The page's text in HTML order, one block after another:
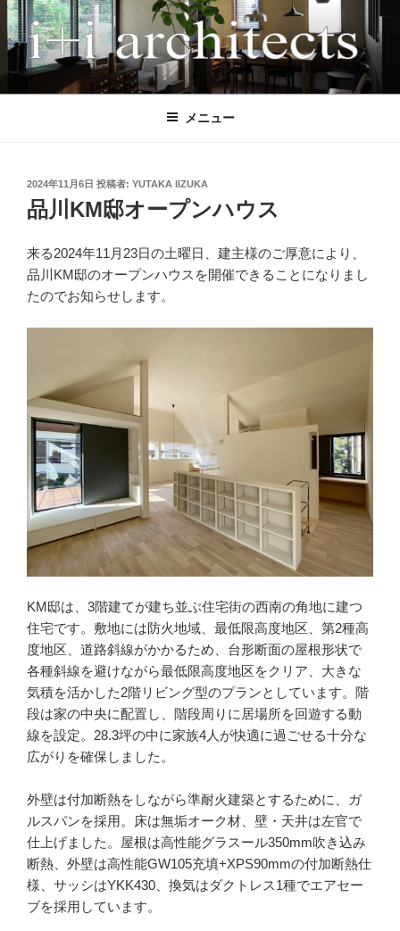
コ
ン
テ
ン
ツ
I+I ARCHITECTS
アイプラスアイ設計事務所は、多様な条件下でも「高性能」と「魅力的
応えてきました。 間取りを先に決めるのではなく、屋根や中間領域か
ら住まい全体の成り立ちを考える設計手法により、風景となる建築、環
境と一体となった快適な空間を実現します。 現在は、耐震等級3、
東京ゼロエミなどの各種補助金活用にも柔軟に対応しています。施工
は、地域の技術力の高い工務店に限定することで、安心して理想的な家
づくりができる体制を整えています。
メニュー
投
稿
日:
2024年11月6日 投稿者: YUTAKA IIZUKA
品川KM邸オープンハウス
来る2024年11月23日の土曜日、建主様のご厚意により、
品川KM邸のオープンハウスを開催できることになりまし
たのでお知らせします。
KM邸は、3階建てが建ち並ぶ住宅街の西南の角地に建つ
住宅です。敷地には防火地域、最低限高度地区、第2種高
度地区、道路斜線がかかるため、台形断面の屋根形状で
各種斜線を避けながら最低限高度地区をクリア、大きな
気積を活かした2階リビング型のプランとしています。階
段は家の中央に配置し、階段周りに居場所を回遊する動
線を設定。28.3坪の中に家族4人が快適に過ごせる十分な
広がりを確保しました。
外壁は付加断熱をしながら準耐火建築とするために、ガ
ルスパンを採用。床は無垢オーク材、壁・天井は左官で
仕上げました。屋根は高性能グラスール350mm吹き込み
断熱、外壁は高性能GW105充填+XPS90mmの付加断熱仕
様、サッシはYKK430、換気はダクトレス1種でエアセー
ブを採用しています。